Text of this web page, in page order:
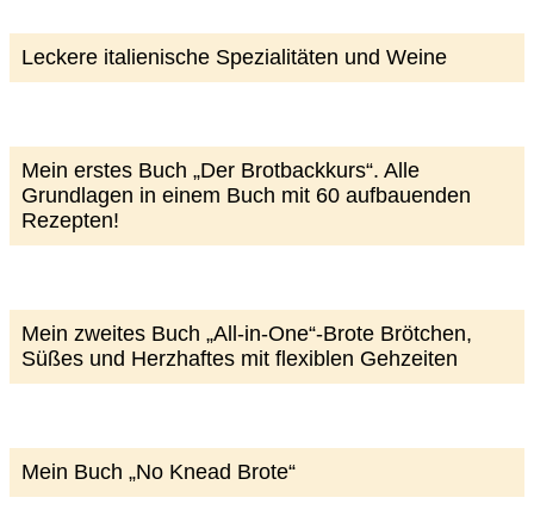
Leckere italienische Spezialitäten und Weine
Mein erstes Buch „Der Brotbackkurs“. Alle
Grundlagen in einem Buch mit 60 aufbauenden
Rezepten!
Mein zweites Buch „All-in-One“-Brote Brötchen,
Süßes und Herzhaftes mit flexiblen Gehzeiten
Mein Buch „No Knead Brote“